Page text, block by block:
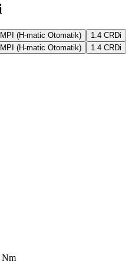
(H-matic Otomatik)
1.4 CRDi
(H-matic Otomatik) 1.4 CRDi
Nm